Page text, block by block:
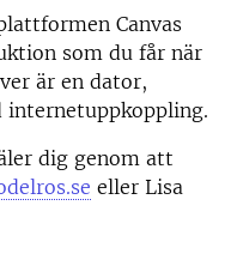
Canvas
som du får när
är en dator,
internetuppkoppling.
dig genom att
eller Lisa